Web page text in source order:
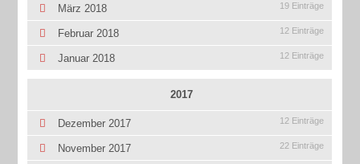
März 2018 19 Einträge
Februar 2018 12 Einträge
Januar 2018 12 Einträge
2017
Dezember 2017 12 Einträge
November 2017 22 Einträge